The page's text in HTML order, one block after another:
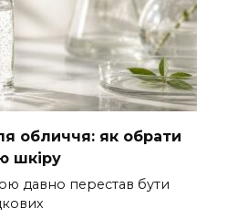
обличчя: як обрати
шкіру
давно перестав бути